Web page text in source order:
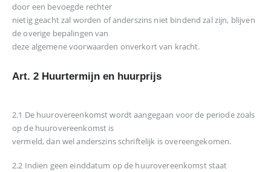
door een bevoegde rechter
nietig geacht zal worden of anderszins niet bindend zal zijn, blijven
de overige bepalingen van
deze algemene voorwaarden onverkort van kracht.
Art. 2 Huurtermijn en huurprijs
2.1 De huurovereenkomst wordt aangegaan voor de periode zoals
op de huurovereenkomst is
vermeld, dan wel anderszins schriftelijk is overeengekomen.
2.2 Indien geen einddatum op de huurovereenkomst staat